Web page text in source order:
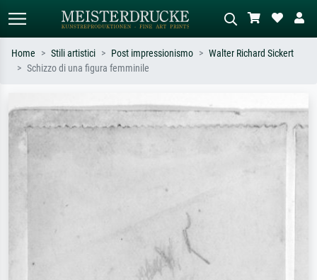
Cerca per artista, titolo o stile – es.
Impressionismo, onda di Hokusai,
Descrivi la scena – es. prato verde,
astratto con molto rosso, dipinto a
olio scuro, nudo in piedi vicino a un
Home Stili artistici Post impressionismo
Walter Richard Sickert
Schizzo di una figura femminile